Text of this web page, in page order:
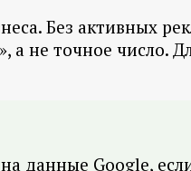
Без активных
а не точное число.
данные Google,